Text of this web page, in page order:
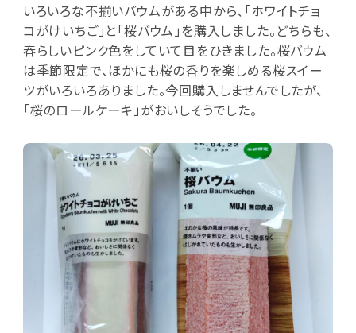
いろいろな不揃いバウムがある中から、「ホワイトチョ
コがけいちご」と「桜バウム」を購入しました。どちらも、
春らしいピンク色をしていて目をひきました。桜バウム
は季節限定で、ほかにも桜の香りを楽しめる桜スイー
ツがいろいろありました。今回購入しませんでしたが、
「桜のロールケーキ」がおいしそうでした。